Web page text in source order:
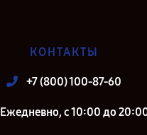
КОНТАКТЫ
+7 (800) 100-87-60
Ежедневно, с 10:00 до